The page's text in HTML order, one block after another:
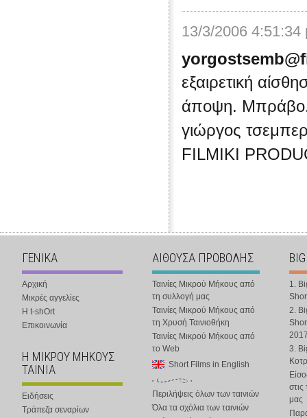
13/3/2006 4:51:34
εξαιρετική
άποψη.
γιώργος
FILMIKI
ΓΕΝΙΚΑ
Αρχική
Μικρές αγγελίες
Η t-shOrt
Επικοινωνία
Η ΜΙΚΡΟΥ ΜΗΚΟΥΣ
ΤΑΙΝΙΑ
Ειδήσεις
Τράπεζα σεναρίων
ΑΙΘΟΥΣΑ ΠΡΟΒΟΛΗΣ
Ταινίες Μικρού Μήκους από
τη συλλογή μας
Ταινίες Μικρού Μήκους από
τη Χρυσή Ταινιοθήκη
Ταινίες Μικρού Μήκους από
το Web
Short Films in English
Περιλήψεις όλων των ταινιών
Όλα τα σχόλια των ταινιών
1.
2.
3.
στις
μας